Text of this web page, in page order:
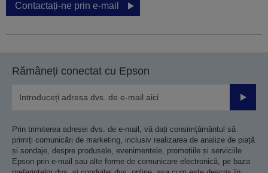
Contactați-ne prin e-mail
Rămâneți conectat cu Epson
Prin trimiterea adresei dvs. de e-mail, vă dați consimțământul să
primiți comunicări de marketing, inclusiv realizarea de analize de piață
și sondaje, despre produsele, evenimentele, promoțiile și serviciile
Epson prin e-mail sau alte forme de comunicare electronică, pe baza